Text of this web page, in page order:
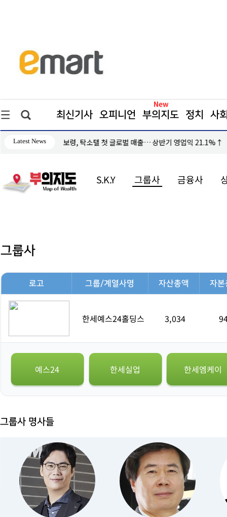
최신기사 오피니언 부의지도 정치 사
Latest News 입추폭염… 달라진 기후시계
S.K.Y 그룹사 금융사
그룹사
로고 그룹/계열사명 자산총액 자본
한세예스24홀딩스 3,034
예스24 한세실업 한세엠케이
그룹사 명사들